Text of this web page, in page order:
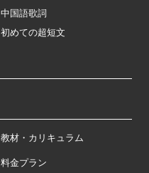
中国語歌詞
初めての超短文
教材・カリキュラム
料金プラン